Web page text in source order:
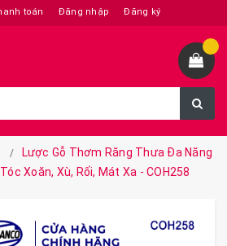
toán Đăng nhập Đăng ký
Lược Gỗ Thơm Răng Thưa Đa Năng
Xoăn, Xù, Rối, Mát Xa - COH258